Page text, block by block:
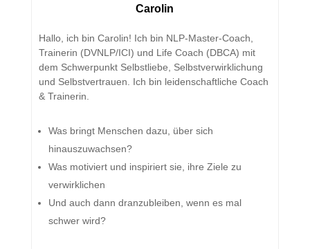
Carolin
Hallo, ich bin Carolin! Ich bin NLP-Master-Coach,
Trainerin (DVNLP/ICI) und Life Coach (DBCA) mit
dem Schwerpunkt Selbstliebe, Selbstverwirklichung
und Selbstvertrauen. Ich bin leidenschaftliche Coach
& Trainerin.
Was bringt Menschen dazu, über sich
hinauszuwachsen?
Was motiviert und inspiriert sie, ihre Ziele zu
verwirklichen
Und auch dann dranzubleiben, wenn es mal
schwer wird?